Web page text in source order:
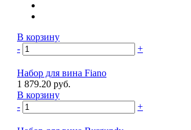
В корзину
-
+
Набор для вина Fiano
1 879.20 руб.
В корзину
-
+